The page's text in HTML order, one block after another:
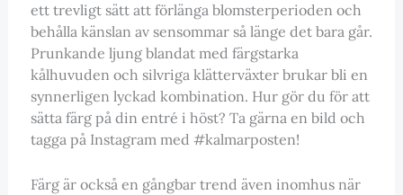
ett trevligt sätt att förlänga blomsterperioden och
behålla känslan av sensommar så länge det bara går.
Prunkande ljung blandat med färgstarka
kålhuvuden och silvriga klätterväxter brukar bli en
synnerligen lyckad kombination. Hur gör du för att
sätta färg på din entré i höst? Ta gärna en bild och
tagga på Instagram med #kalmarposten!
Färg är också en gångbar trend även inomhus när